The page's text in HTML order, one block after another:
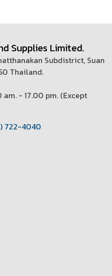
Supplies Limited.
Subdistrict, Suan
Thailand.
- 17.00 pm. (Except
722-4040